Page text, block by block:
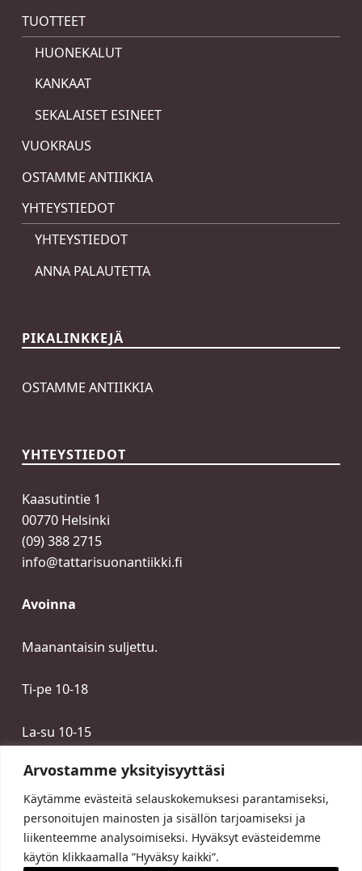
Arvostamme yksityisyyttäsi
Käytämme evästeitä selauskokemuksesi parantamiseksi,
personoitujen mainosten ja sisällön tarjoamiseksi ja
liikenteemme analysoimiseksi. Hyväksyt evästeidemme
käytön klikkaamalla ”Hyväksy kaikki”.
TUOTTEET
HUONEKALUT
KANKAAT
SEKALAISET ESINEET
VUOKRAUS
OSTAMME ANTIIKKIA
YHTEYSTIEDOT
YHTEYSTIEDOT
ANNA PALAUTETTA
PIKALINKKEJÄ
OSTAMME ANTIIKKIA
YHTEYSTIEDOT
Kaasutintie 1
00770 Helsinki
(09) 388 2715
info@tattarisuonantiikki.fi
Avoinna
Maanantaisin suljettu.
Ti-pe 10-18
La-su 10-15